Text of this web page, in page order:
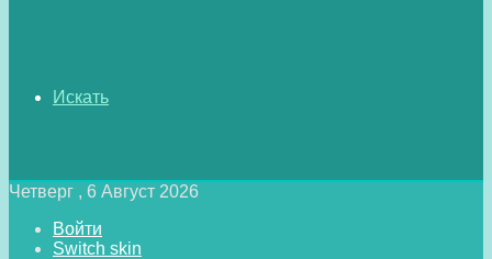
Искать
Четверг , 6 Август 2026
Войти
Switch skin